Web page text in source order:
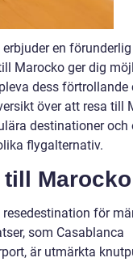
en
Marocko ger dig
dess förtrollande
över att resa till
destinationer och
flygalternativ.
Marocko
för
som Casablanca
är utmärkta